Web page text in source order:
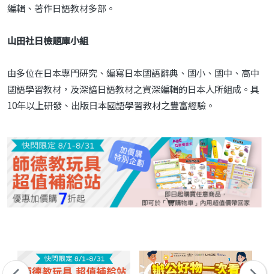
編輯、著作日語教材多部。
山田社日檢題庫小組
由多位在日本專門研究、編寫日本國語辭典、國小、國中、高中
國語學習教材，及深諳日語教材之資深編輯的日本人所組成。具
10年以上研發、出版日本國語學習教材之豐富經驗。